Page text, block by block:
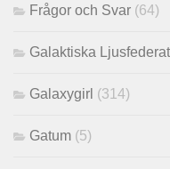
Frågor och Svar (64)
Galaktiska
Galaxygirl (314)
Gatum (5)